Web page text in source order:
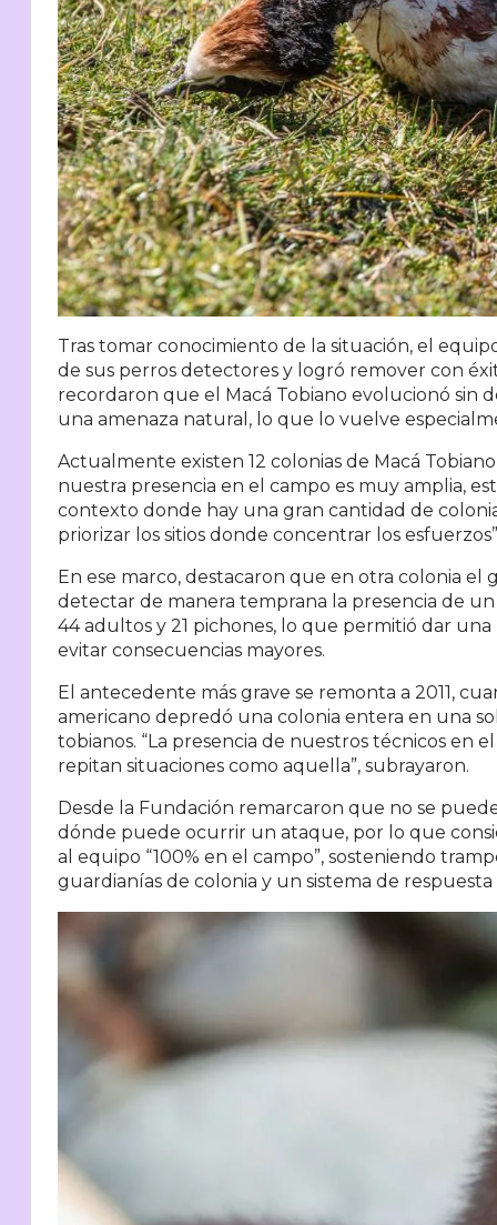
Tras tomar conocimiento de la situación, el
de sus perros detectores y logró remover con
recordaron que el Macá Tobiano evolucionó sin
una amenaza natural, lo que lo vuelve
Actualmente existen 12 colonias de Macá Tobiano
nuestra presencia en el campo es muy amplia,
contexto donde hay una gran cantidad de
priorizar los sitios donde concentrar los
En ese marco, destacaron que en otra colonia el
detectar de manera temprana la presencia de
44 adultos y 21 pichones, lo que permitió dar
evitar consecuencias mayores.
El antecedente más grave se remonta a 2011,
americano depredó una colonia entera en una
tobianos. “La presencia de nuestros técnicos en
repitan situaciones como aquella”, subrayaron.
Desde la Fundación remarcaron que no se
dónde puede ocurrir un ataque, por lo que
al equipo “100% en el campo”, sosteniendo
guardianías de colonia y un sistema de respuesta